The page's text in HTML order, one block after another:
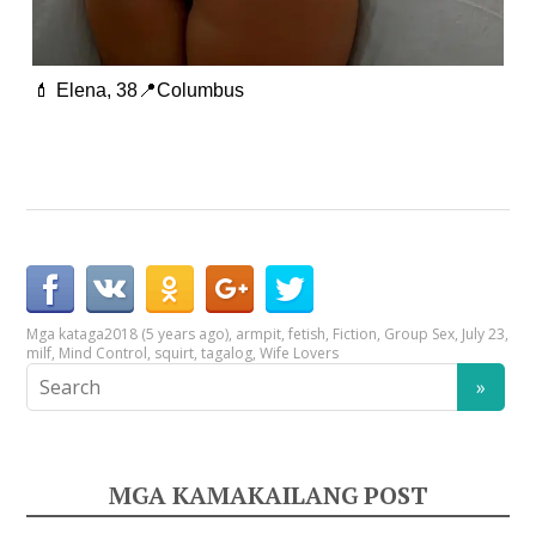
💄 Elena, 38📍Columbus
Mga kataga2018 (5 years ago), armpit,fetish, Fiction, Group Sex, July 23,
milf, Mind Control, squirt,tagalog,Wife Lovers
MGA KAMAKAILANG POST